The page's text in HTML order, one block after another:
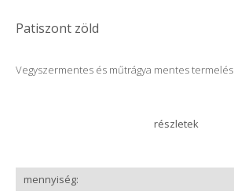
Patiszont zöld
Vegyszermentes és műtrágya mentes termelés